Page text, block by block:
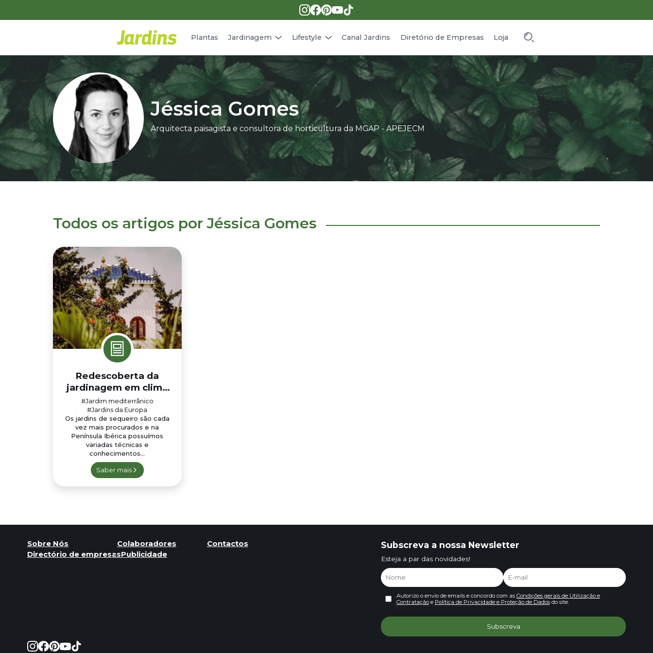
Plantas Jardinagem Lifestyle
Receitas
Canal Jardins Diretório de Empresas Loja
Jéssica Gomes
Arquitecta paisagista e consultora de horticultura da MGAP - APEJECM
Todos os artigos por Jéssica Gomes
Redescoberta da
jardinagem em clima
mediterrânico
#Jardim mediterrânico
#Jardins da Europa
Os jardins de sequeiro são cada
vez mais procurados e na
Península Ibérica possuímos
variadas técnicas e
conhecimentos...
Saber mais
Sobre Nós Colaboradores
Contactos
Directório de empresasPublicidade
Subscreva a nossa Newsletter
Esteja a par das novidades!
Autorizo o envio de emails e concordo com as Condições gerais de Utilização e
Contrataçãoe Política de Privacidade e Proteção de Dadosdo site.